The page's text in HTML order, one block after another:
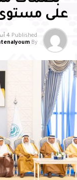
برنامج التقييم
الهيئة العامة
وأشاد سمو محافظ
الرشيدة -حفظها
الدعم أسهم في تطوير
انعكس على أداء
الدولي، مثمنًا
الأحساء الدولي،
الرحلات، وتحسين
مكانة الأحساء
على
Published 4 أسابيع ago
By